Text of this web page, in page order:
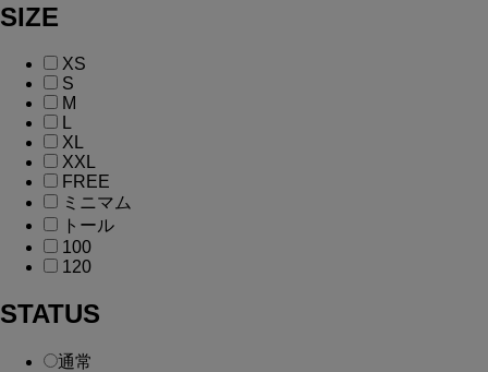
SIZE
XS
S
M
L
XL
XXL
FREE
ミニマム
トール
100
120
STATUS
通常